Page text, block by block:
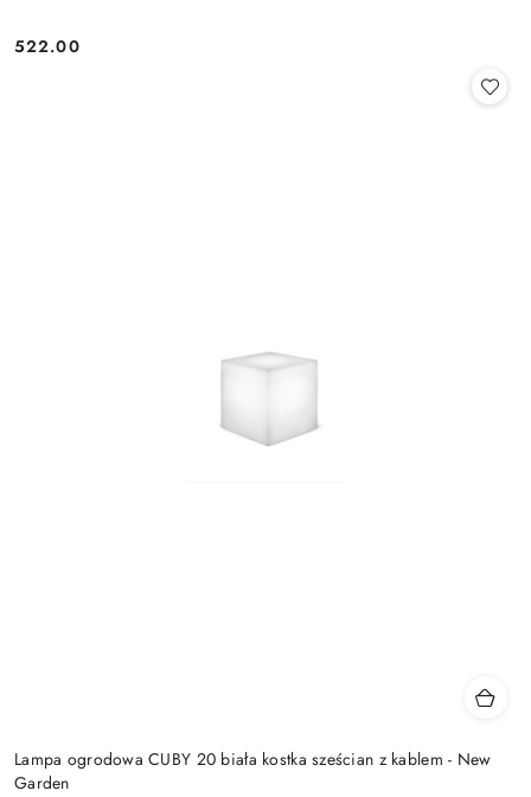
Cena:
522.00
Lampa ogrodowa CUBY 20 biała kostka sześcian z kablem - New
Garden